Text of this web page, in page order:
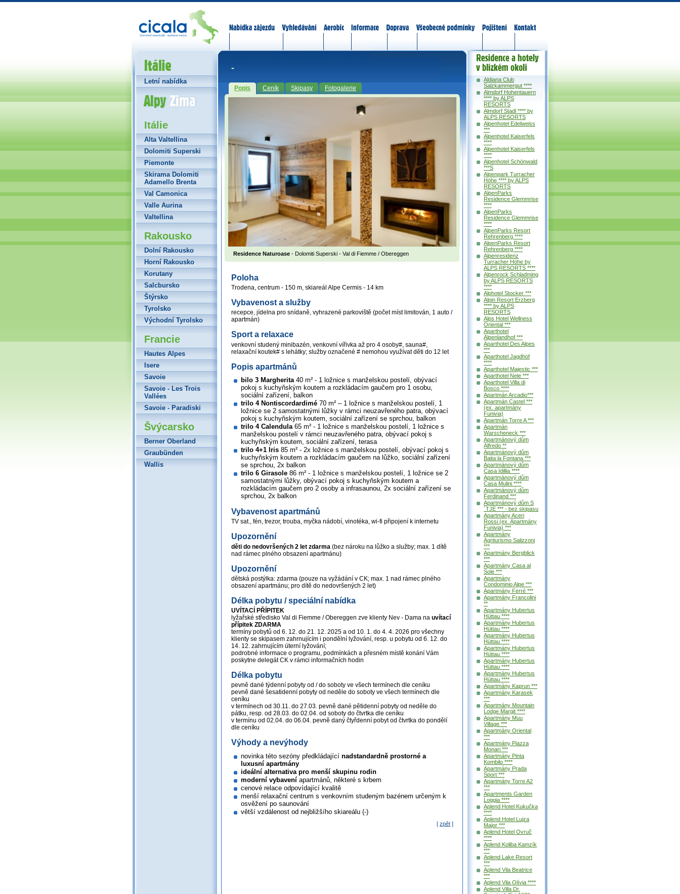
-
Popis Ceník Skipasy Fotogalerie
Residence Naturoase - Dolomiti Superski - Val di Fiemme / Obereggen
Poloha
Trodena, centrum - 150 m, skiareál Alpe Cermis - 14 km
Vybavenost a služby
recepce, jídelna pro snídaně, vyhrazené parkoviště (počet míst limitován, 1 auto /
apartmán)
Sport a relaxace
venkovní studený minibazén, venkovní vířivka až pro 4 osoby#, sauna#,
relaxační koutek# s lehátky; služby označené # nemohou využívat děti do 12 let
Popis apartmánů
bilo 3 Margherita40 m² - 1 ložnice s manželskou postelí, obývací
pokoj s kuchyňským koutem a rozkládacím gaučem pro 1 osobu,
sociální zařízení, balkon
trilo 4 Nontiscordardimé 70 m² – 1 ložnice s manželskou postelí, 1
ložnice se 2 samostatnými lůžky v rámci neuzavřeného patra, obývací
pokoj s kuchyňským koutem, sociální zařízení se sprchou, balkon
trilo 4 Calendula65 m² - 1 ložnice s manželskou postelí, 1 ložnice s
manželskou postelí v rámci neuzavřeného patra, obývací pokoj s
kuchyňským koutem, sociální zařízení, terasa
trilo 4+1 Iris 85 m² - 2x ložnice s manželskou postelí, obývací pokoj s
kuchyňským koutem a rozkládacím gaučem na lůžko, sociální zařízení
se sprchou, 2x balkon
trilo 6 Girasole 86 m² - 1 ložnice s manželskou postelí, 1 ložnice se 2
samostatnými lůžky, obývací pokoj s kuchyňským koutem a
rozkládacím gaučem pro 2 osoby a infrasaunou, 2x sociální zařízení se
sprchou, 2x balkon
Vybavenost apartmánů
TV sat., fén, trezor, trouba, myčka nádobí, vinotéka, wi-fi připojení k internetu
Upozornění
děti do nedovršených 2 let zdarma (bez nároku na lůžko a služby; max. 1 dítě
nad rámec plného obsazení apartmánu)
Upozornění
dětská postýlka: zdarma (pouze na vyžádání v CK; max. 1 nad rámec plného
obsazení apartmánu; pro dítě do nedovršených 2 let)
Délka pobytu / speciální nabídka
UVÍTACÍ PŘÍPITEK
lyžařské středisko Val di Fiemme / Obereggen zve klienty Nev - Dama na uvítací
přípitek ZDARMA
termíny pobytů od 6. 12. do 21. 12. 2025 a od 10. 1. do 4. 4. 2026 pro všechny
klienty se skipasem zahrnujícím i pondělní lyžování, resp. u pobytu od 6. 12. do
14. 12. zahrnujícím úterní lyžování;
podrobné informace o programu, podmínkách a přesném místě konání Vám
poskytne delegát CK v rámci informačních hodin
Délka pobytu
pevně dané týdenní pobyty od / do soboty ve všech termínech dle ceníku
pevně dané šesatidenní pobyty od neděle do soboty ve všech termínech dle
ceníku
v termínech od 30.11. do 27.03. pevně dané pětidenní pobyty od neděle do
pátku, resp. od 28.03. do 02.04. od soboty do čtvrtka dle ceníku
v termínu od 02.04. do 06.04. pevně daný čtyřdenní pobyt od čtvrtka do pondělí
dle ceníku
Výhody a nevýhody
novinka této sezóny předkládající nadstandardně prostorné a
luxusní apartmány
ideální alternativa pro menší skupinu rodin
moderní vybavení apartmánů, některé s krbem
cenové relace odpovídající kvalitě
menší relaxační centrum s venkovním studeným bazénem určeným k
osvěžení po saunování
větší vzdálenost od nejbližšího skiareálu (-)
[ zpět ]
Itálie
Letní nabídka
Alpy Zima
Itálie
Alta Valtellina
Dolomiti Superski
Piemonte
Skirama Dolomiti
Adamello Brenta
Val Camonica
Valle Aurina
Valtellina
Rakousko
Dolní Rakousko
Horní Rakousko
Korutany
Salcbursko
Štýrsko
Tyrolsko
Východní Tyrolsko
Francie
Hautes Alpes
Isere
Savoie
Savoie - Les Trois
Vallées
Savoie - Paradiski
Švýcarsko
Berner Oberland
Graubünden
Wallis
Residence a
hotely v okolí
Aldiana Club
Salzkammergut ****
Almdorf Hohentauern
**** by ALPS
RESORTS
Almdorf Stadl **** by
ALPS RESORTS
Alpenhotel Edelweiss
***
Alpenhotel Kaiserfels
****
Alpenhotel Kaiserfels
****
Alpenhotel Schönwald
***S
Alpenpark Turracher
Höhe **** by ALPS
RESORTS
AlpenParks
Residence Glemmrise
****
AlpenParks
Residence Glemmrise
****
AlpenParks Resort
Rehrenberg ****
AlpenParks Resort
Rehrenberg ****
Alpenresidenz
Turracher Höhe by
ALPS RESORTS ****
Alpenrock Schladming
by ALPS RESORTS
****
Alphotel Stocker ***
Alpin Resort Erzberg
**** by ALPS
RESORTS
Alps Hotel Wellness
Oriental ***
Aparthotel
Alpenlandhof ***
Aparthotel Des Alpes
***
Aparthotel Jagdhof
****
Aparthotel Majestic ***
Aparthotel Nele ***
Aparthotel Villa di
Bosco ****
Apartmán Arcadio***
Apartmán Castel ***
(ex. apartmány
Funivia)
Apartmán Torre A ***
Apartmán
Warscheneck ***
Apartmánový dům
Alfredo **
Apartmánový dům
Baita la Fontana ***
Apartmánový dům
Casa Idillia ****
Apartmánový dům
Casa Mulini ****
Apartmánový dům
Ferdinand ***
Apartmánový dům S
´TJE *** - bez skipasu
Apartmány Aceri
Rossi (ex. Apartmány
Funivia) ***
Apartmány
Agriturismo Salizzoni
***
Apartmány Bergblick
***
Apartmány Casa al
Sole ***
Apartmány
Condominio Alpe ***
Apartmány Ferré ***
Apartmány Francolini
**
Apartmány Hubertus
Hüttau ****
Apartmány Hubertus
Hüttau ****
Apartmány Hubertus
Hüttau ****
Apartmány Hubertus
Hüttau ****
Apartmány Hubertus
Hüttau ****
Apartmány Hubertus
Hüttau ****
Apartmány Kaprun ***
Apartmány Karasek
***
Apartmány Mountain
Lodge Margit ****
Apartmány Muu
Village ***
Apartmány Oriental
***
Apartmány Piazza
Monari ***
Apartmány Pinta
Kombilo ****
Apartmány Prada
Sport ***
Apartmány Torre A2
***
Apartments Garden
Loggia ****
Aplend Hotel Kukučka
****
Aplend Hotel Lujza
Major ***
Aplend Hotel Ovruč
****
Aplend Koliba Kamzík
***
Aplend Lake Resort
***
Aplend Vila Beatrice
***
Aplend Vila Olívia ****
Aplend Villa Dr.